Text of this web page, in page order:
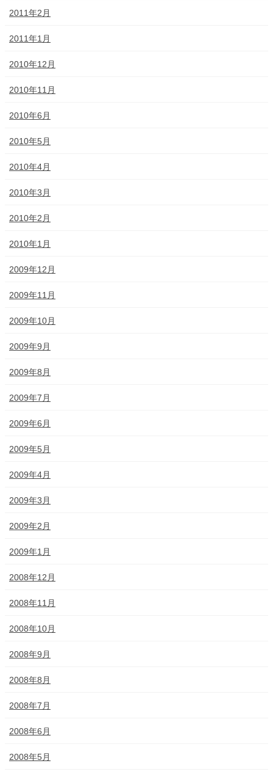
2011年2月
2011年1月
2010年12月
2010年11月
2010年6月
2010年5月
2010年4月
2010年3月
2010年2月
2010年1月
2009年12月
2009年11月
2009年10月
2009年9月
2009年8月
2009年7月
2009年6月
2009年5月
2009年4月
2009年3月
2009年2月
2009年1月
2008年12月
2008年11月
2008年10月
2008年9月
2008年8月
2008年7月
2008年6月
2008年5月